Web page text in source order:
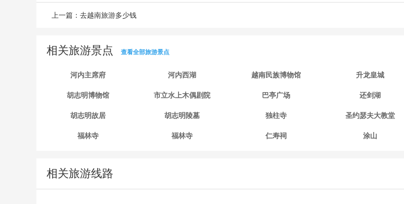
上一篇： 去越南旅游多少钱
相关旅游景点 查看全部旅游景点
河内主席府 河内西湖 越南民族博物馆 升龙皇城
胡志明博物馆 市立水上木偶剧院 巴亭广场 还剑湖
胡志明故居 胡志明陵墓 独柱寺 圣约瑟夫大教堂
福林寺 福林寺 仁寿祠 涂山
相关旅游线路